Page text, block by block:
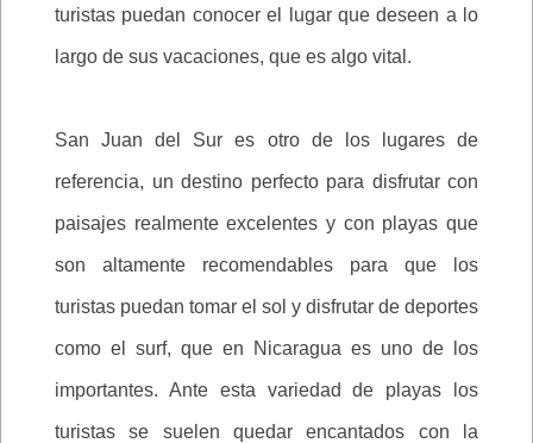
turistas puedan conocer el lugar que deseen a lo
largo de sus vacaciones, que es algo vital.
San Juan del Sur es otro de los lugares de
referencia, un destino perfecto para disfrutar con
paisajes realmente excelentes y con playas que
son altamente recomendables para que los
turistas puedan tomar el sol y disfrutar de deportes
como el surf, que en Nicaragua es uno de los
importantes. Ante esta variedad de playas los
turistas se suelen quedar encantados con la